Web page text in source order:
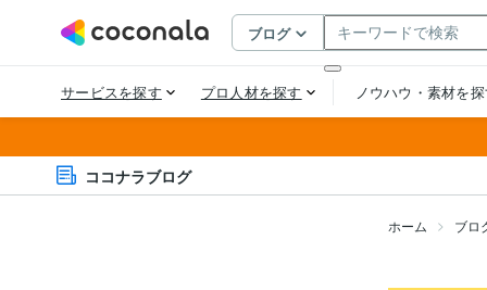
ココナラブログ
ホーム ブロ